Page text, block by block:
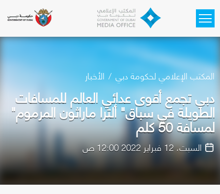
المكتب الإعلامي لحكومة دبي الأخبار
دبي تجمع أقوى عدائي العالم للمسافات
الطويلة في سباق" ألترا ماراثون المرموم"
لمسافة 50 كلم
السبت، 12 فبراير 2022 12:00 ص